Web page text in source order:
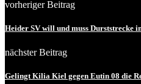
vorheriger Beitrag
Heider SV will und muss Durststrecke
nächster Beitrag
Gelingt Kilia Kiel gegen Eutin 08 die